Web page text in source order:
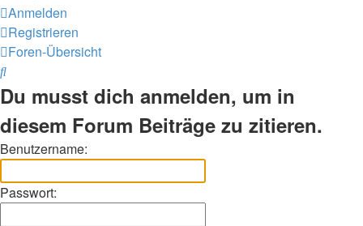
Anmelden
Registrieren
Foren-Übersicht
Suche
Du musst dich anmelden, um in
diesem Forum Beiträge zu zitieren.
Benutzername:
Passwort: